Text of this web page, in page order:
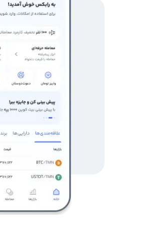
اکنون، صاحبان صرافی‌های
به طور دقیق تری تغییرات
توانید به صفحه قیمت ارز
مش (پلی ایکس)بروید.